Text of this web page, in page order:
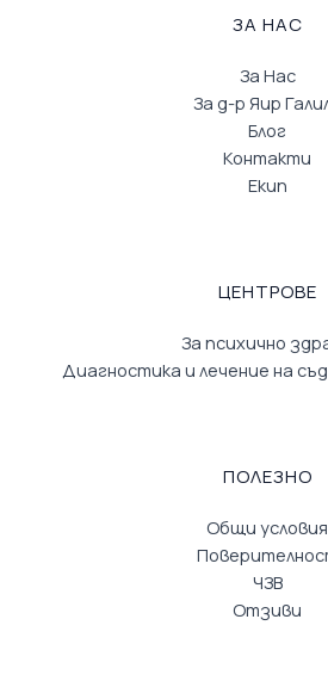
ЗА НАС
За Нас
За д-р Яир
Блог
Контакти
Екип
ЦЕНТРОВЕ
За психично
Диагностика и лечение на
ПОЛЕЗНО
Общи условия
ЧЗВ
Отзиви